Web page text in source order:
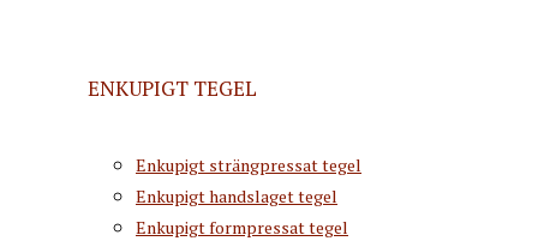
ENKUPIGT TEGEL
Enkupigt strängpressat tegel
Enkupigt handslaget tegel
Enkupigt formpressat tegel